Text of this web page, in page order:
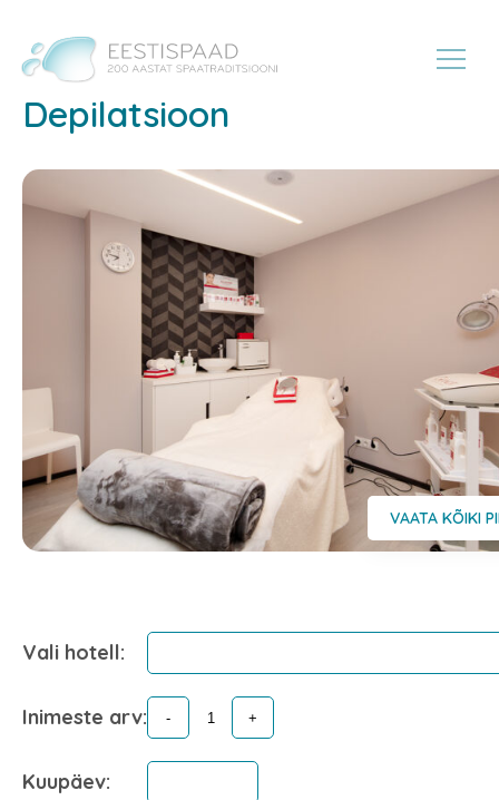
Depilatsioon
VAATA KÕIKI
Vali hotell:
Inimeste arv:
Kuupäev: